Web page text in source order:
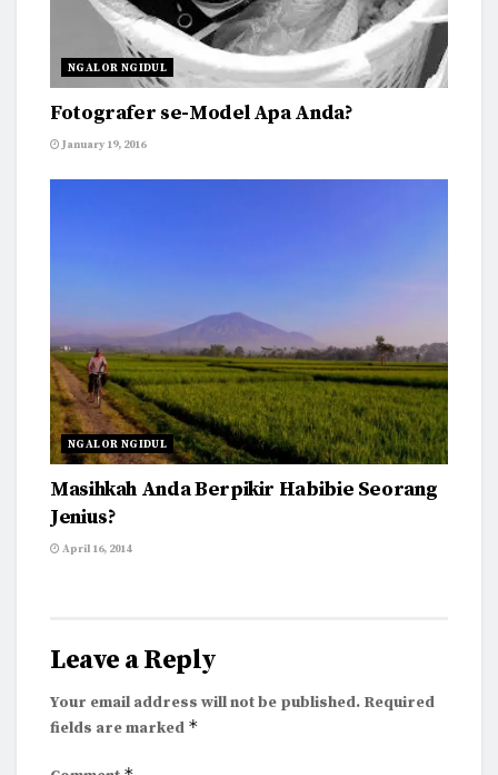
NGALOR NGIDUL
Fotografer se-Model Apa Anda?
January 19, 2016
NGALOR NGIDUL
Masihkah Anda Berpikir Habibie Seorang
Jenius?
April 16, 2014
Leave a Reply
Your email address will not be published. Required
fields are marked *